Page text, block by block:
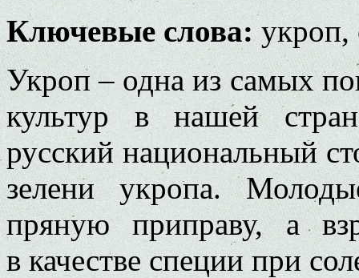
Ключевые слова:укроп,
Укроп – одна из самых
культур в нашей
русский национальный
зелени укропа.
пряную приправу, а
в качестве специи при